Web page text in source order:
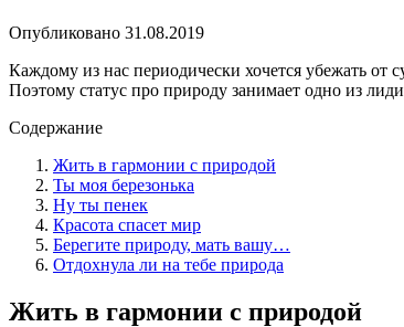
Опубликовано 31.08.2019
Каждому из нас периодически хочется убежать от
Поэтому статус про природу занимает одно из
Содержание
Жить в гармонии с природой
Ты моя березонька
Ну ты пенек
Красота спасет мир
Берегите природу, мать вашу…
Отдохнула ли на тебе природа
Жить в гармонии с природой